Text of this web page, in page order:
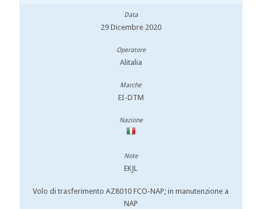
29 Dicembre 2020
Alitalia
EI-DTM
EKJL
Volo di trasferimento AZ8010 FCO-NAP; in manutenzione a
NAP